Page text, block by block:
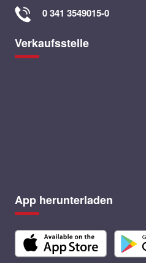
0 341 3549015-0
Verkaufsstelle
App herunterladen